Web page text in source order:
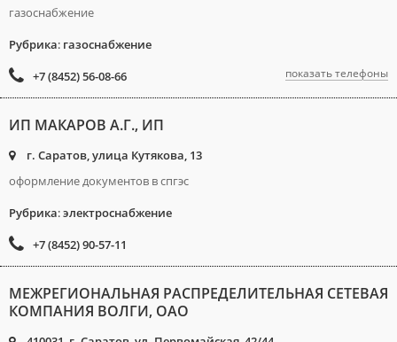
газоснабжение
Рубрика: газоснабжение
+7 (8452) 56-08-66
показать телефоны
ИП МАКАРОВ А.Г., ИП
г. Саратов, улица Кутякова, 13
оформление документов в спгэс
Рубрика:электроснабжение
+7 (8452) 90-57-11
МЕЖРЕГИОНАЛЬНАЯ РАСПРЕДЕЛИТЕЛЬНАЯ СЕТЕВАЯ
КОМПАНИЯ ВОЛГИ, ОАО